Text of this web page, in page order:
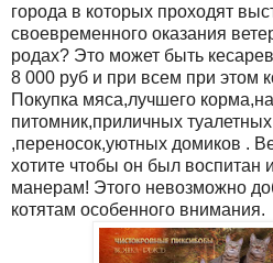
города в которых проходят
своевременного оказания
родах? Это может быть
8 000 руб и при всем при этом
Покупка мяса,лучшего
питомник,приличных
,переносок,уютных домиков .
хотите чтобы он был воспитан
манерам! Этого невозможно
котятам особенного внимания.